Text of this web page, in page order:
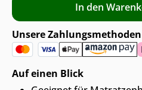
In den
Unsere Zahlungsmethoden
Auf einen Blick